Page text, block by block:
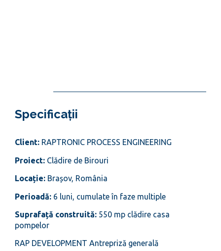
Specificații
Client: RAPTRONIC PROCESS ENGINEERING
Proiect: Clădire de Birouri
Locație: Brașov, România
Perioadă: 6 luni, cumulate în faze multiple
Suprafață construită: 550 mp clădire casa
pompelor
RAP DEVELOPMENT Antrepriză generală